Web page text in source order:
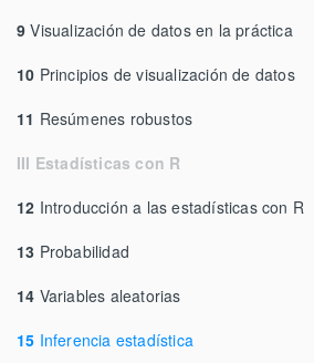
9 Visualización de datos en la práctica
10 Principios de visualización de datos
11 Resúmenes robustos
III Estadísticas con R
12 Introducción a las estadísticas con R
13 Probabilidad
14 Variables aleatorias
15 Inferencia estadística